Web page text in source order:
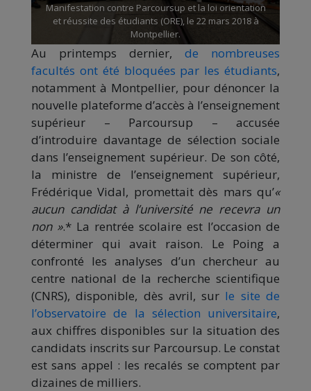
Manifestation contre Parcoursup et la loi orientation
et réussite des étudiants (ORE), le 22 mars 2018 à
Montpellier.
Au printemps dernier, de nombreuses
facultés ont été bloquées par les étudiants,
notamment à Montpellier, pour dénoncer la
nouvelle plateforme d’accès à l’enseignement
supérieur – Parcoursup – accusée
d’introduire davantage de sélection sociale
dans l’enseignement supérieur. De son côté,
la ministre de l’enseignement supérieur,
Frédérique Vidal, promettait dès mars qu’«
aucun candidat à l’université ne recevra un
non ».* La rentrée scolaire est l’occasion de
déterminer qui avait raison. Le Poing a
confronté les analyses d’un chercheur au
centre national de la recherche scientifique
(CNRS), disponible, dès avril, sur le site de
l’observatoire de la sélection universitaire,
aux chiffres disponibles sur la situation des
candidats inscrits sur Parcoursup. Le constat
est sans appel : les recalés se comptent par
dizaines de milliers.